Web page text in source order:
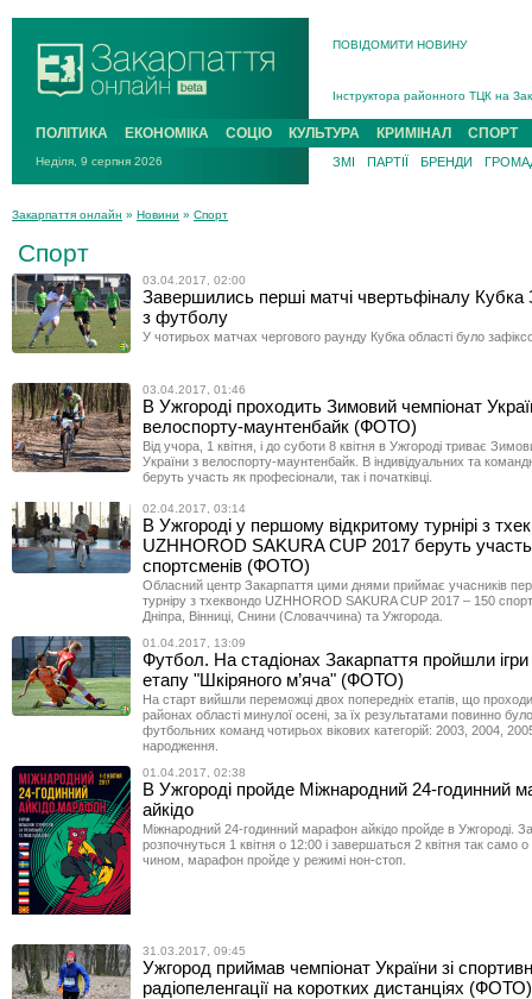
ПОВІДОМИТИ НОВИНУ
В Ужгороді попрощаються із
В Ужгороді 5 серпня
Підтвердили загибель
ПОЛІТИКА ЕКОНОМІКА СОЦІО КУЛЬТУРА КРИМІНАЛ СПОРТ
Неділя, 9 серпня 2026 ЗМІ ПАРТІЇ БРЕНДИ
Закарпаття онлайн » Новини » Спорт
Спорт
03.04.2017, 02:00
Завершились перші матчі чвертьфіналу Кубка
з футболу
У чотирьох матчах чергового раунду Кубка області було
03.04.2017, 01:46
В Ужгороді проходить Зимовий чемпіонат
велоспорту-маунтенбайк (ФОТО)
Від учора, 1 квітня, і до суботи 8 квітня в Ужгороді триває
України з велоспорту-маунтенбайк. В індивідуальних та
беруть участь як професіонали, так і початківці.
02.04.2017, 03:14
В Ужгороді у першому відкритому турнірі з
UZHHOROD SAKURA CUP 2017 беруть
спортсменів (ФОТО)
Обласний центр Закарпаття цими днями приймає учасників
турніру з тхеквондо UZHHOROD SAKURA CUP 2017 – 150
Дніпра, Вінниці, Снини (Словаччина) та Ужгорода.
01.04.2017, 13:09
Футбол. На стадіонах Закарпаття пройшли ігри
етапу "Шкіряного м’яча" (ФОТО)
На старт вийшли переможці двох попередніх етапів, що
районах області минулої осені, за їх результатами повинно
футбольних команд чотирьох вікових категорій: 2003, 2004,
народження.
01.04.2017, 02:38
В Ужгороді пройде Міжнародний 24-годинний
айкідо
Міжнародний 24-годинний марафон айкідо пройде в Ужгороді.
розпочнуться 1 квітня о 12:00 і завершаться 2 квітня так само
чином, марафон пройде у режимі нон-стоп.
31.03.2017, 09:45
Ужгород приймав чемпіонат України зі
радіопеленгації на коротких дистанціях (ФОТО)